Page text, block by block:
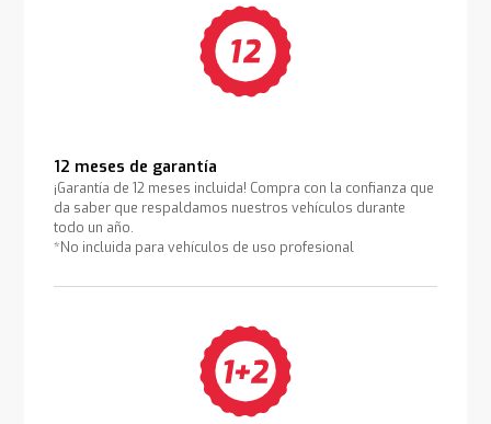
12 meses de garantía
¡Garantía de 12 meses incluida! Compra con la confianza que
da saber que respaldamos nuestros vehículos durante
todo un año.
*No incluida para vehículos de uso profesional